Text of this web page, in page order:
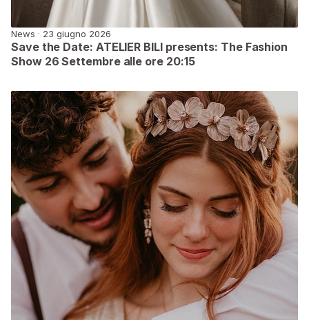
News · 23 giugno 2026
Save the Date: ATELIER BILI presents: The Fashion
Show 26 Settembre alle ore 20:15